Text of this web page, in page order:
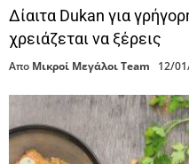
Δίαιτα Dukan για
χρειάζεται να ξέρεις
Απο Μικροί Μεγάλοι Team 12/